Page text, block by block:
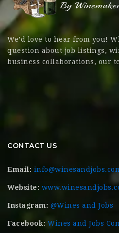
We’d love to hear from you!
question about job listings,
business collaborations, our
CONTACT US
Email:
Website:
Instagram: @Wines and Jobs
Facebook: Wines and Jobs